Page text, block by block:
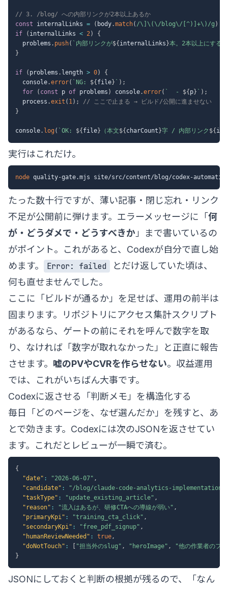
// 3. /blog/ への内部リンクが2本以上あるか
const internalLinks = ( body.match( /\]\(\/blog\/[^)]+\) /g )
if
( internalLinks < 2)
{
  problems
. push( ` 内部リンクが${ internalLinks }本。2本以上にする。
}
if ( problems . length > 0)
{
  console
.error( ` NG: ${ file} ` ) ;
for
( const p of problems ) console.error( `
  -
${ p} ` ) ;
  process
.exit ( 1) ;
// ここで止まる → ビルド/公開に進ませない
}
console. log ( ` OK: ${ file} （本文${ charCount }字 / 内部リンク ${
実行はこれだけ。
node
たった数十行ですが、薄い記事・閉じ忘れ・リンク
不足が公開前に弾けます。エラーメッセージに「 何
が・どうダメで・どうすべきか 」まで書いているの
がポイント。これがあると、Codexが自分で直し始
めます。
Error: failed
とだけ返していた頃は、
何も直せませんでした。
ここに「ビルドが通るか」を足せば、運用の前半は
固まります。リポジトリにアクセス集計スクリプト
があるなら、ゲートの前にそれを呼んで数字を取
り、なければ「数字が取れなかった」と正直に報告
させます。 嘘のPVやCVRを作らせない。収益運用
では、これがいちばん大事です。
Codexに返させる「判断メモ」を構造化する
毎日「どのページを、なぜ選んだか」を残すと、あ
とで効きます。Codexには次のJSONを返させてい
ます。これだとレビューが一瞬で済む。
{
"date" : "2026-06-07" ,
"candidate" :
"/blog/claude-code-analytics-implementation/
"taskType" : "update_existing_article" ,
"reason" : "流入はあるが、研修CTAへの導線が弱い" ,
"primaryKpi" : "training_cta_click" ,
"secondaryKpi" : "free_pdf_signup" ,
"humanReviewNeeded" : true,
"doNotTouch" : "担当外のslug" , "heroImage" ,
"他の作業者のフ
}
JSONにしておくと判断の根拠が残るので、「なん